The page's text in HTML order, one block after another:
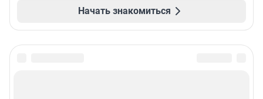
Начать знакомиться